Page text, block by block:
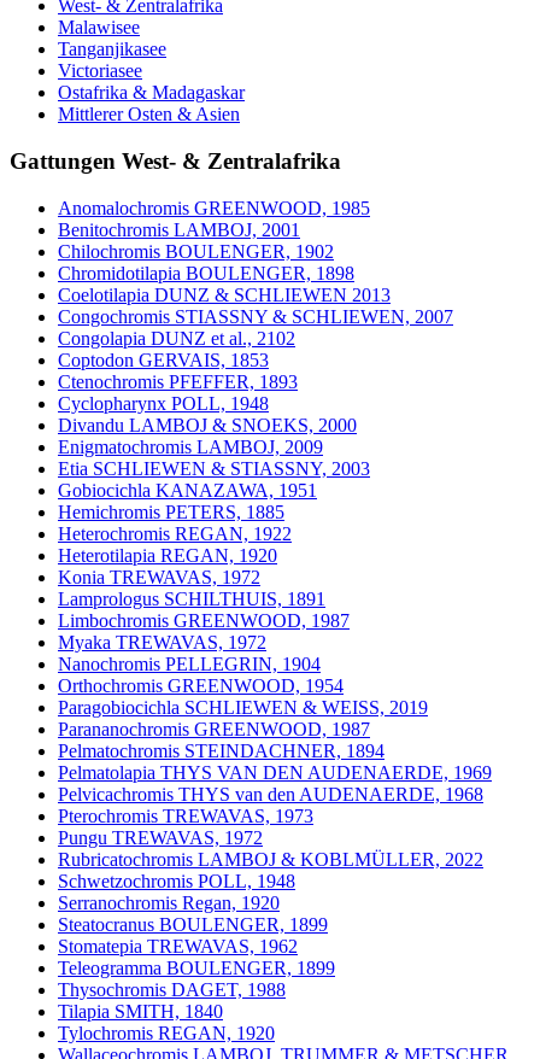
West- & Zentralafrika
Malawisee
Tanganjikasee
Victoriasee
Ostafrika & Madagaskar
Mittlerer Osten & Asien
Gattungen West- & Zentralafrika
Anomalochromis GREENWOOD, 1985
Benitochromis LAMBOJ, 2001
Chilochromis BOULENGER, 1902
Chromidotilapia BOULENGER, 1898
Coelotilapia DUNZ & SCHLIEWEN 2013
Congochromis STIASSNY & SCHLIEWEN, 2007
Congolapia DUNZ et al., 2102
Coptodon GERVAIS, 1853
Ctenochromis PFEFFER, 1893
Cyclopharynx POLL, 1948
Divandu LAMBOJ & SNOEKS, 2000
Enigmatochromis LAMBOJ, 2009
Etia SCHLIEWEN & STIASSNY, 2003
Gobiocichla KANAZAWA, 1951
Hemichromis PETERS, 1885
Heterochromis REGAN, 1922
Heterotilapia REGAN, 1920
Konia TREWAVAS, 1972
Lamprologus SCHILTHUIS, 1891
Limbochromis GREENWOOD, 1987
Myaka TREWAVAS, 1972
Nanochromis PELLEGRIN, 1904
Orthochromis GREENWOOD, 1954
Paragobiocichla SCHLIEWEN & WEISS, 2019
Parananochromis GREENWOOD, 1987
Pelmatochromis STEINDACHNER, 1894
Pelmatolapia THYS VAN DEN AUDENAERDE, 1969
Pelvicachromis THYS van den AUDENAERDE, 1968
Pterochromis TREWAVAS, 1973
Pungu TREWAVAS, 1972
Rubricatochromis LAMBOJ & KOBLMÜLLER, 2022
Schwetzochromis POLL, 1948
Serranochromis Regan, 1920
Steatocranus BOULENGER, 1899
Stomatepia TREWAVAS, 1962
Teleogramma BOULENGER, 1899
Thysochromis DAGET, 1988
Tilapia SMITH, 1840
Tylochromis REGAN, 1920
Wallaceochromis LAMBOJ, TRUMMER & METSCHER,